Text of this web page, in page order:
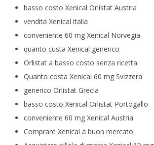
basso costo Xenical Orlistat Austria
vendita Xenical italia
conveniente 60 mg Xenical Norvegia
quanto custa Xenical generico
Orlistat a basso costo senza ricetta
Quanto costa Xenical 60 mg Svizzera
generico Orlistat Grecia
basso costo Xenical Orlistat Portogallo
conveniente 60 mg Xenical Austria
Comprare Xenical a buon mercato